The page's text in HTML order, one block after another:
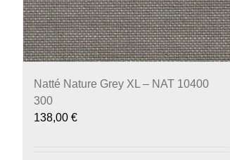
Natté Nature Grey XL – NAT 10400
300
138,00 €